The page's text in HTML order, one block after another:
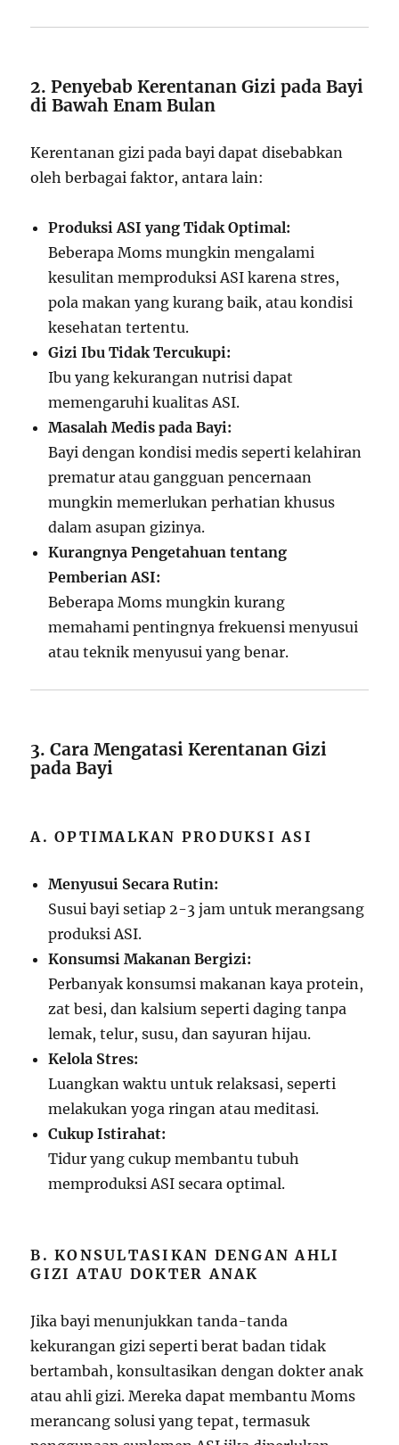
2. Penyebab Kerentanan Gizi pada Bayi
di Bawah Enam Bulan
Kerentanan gizi pada bayi dapat disebabkan
oleh berbagai faktor, antara lain:
Produksi ASI yang Tidak Optimal:
Beberapa Moms mungkin mengalami
kesulitan memproduksi ASI karena stres,
pola makan yang kurang baik, atau kondisi
kesehatan tertentu.
Gizi Ibu Tidak Tercukupi:
Ibu yang kekurangan nutrisi dapat
memengaruhi kualitas ASI.
Masalah Medis pada Bayi:
Bayi dengan kondisi medis seperti kelahiran
prematur atau gangguan pencernaan
mungkin memerlukan perhatian khusus
dalam asupan gizinya.
Kurangnya Pengetahuan tentang
Pemberian ASI:
Beberapa Moms mungkin kurang
memahami pentingnya frekuensi menyusui
atau teknik menyusui yang benar.
3. Cara Mengatasi Kerentanan Gizi
pada Bayi
A. OPTIMALKAN PRODUKSI ASI
Menyusui Secara Rutin:
Susui bayi setiap 2-3 jam untuk merangsang
produksi ASI.
Konsumsi Makanan Bergizi:
Perbanyak konsumsi makanan kaya protein,
zat besi, dan kalsium seperti daging tanpa
lemak, telur, susu, dan sayuran hijau.
Kelola Stres:
Luangkan waktu untuk relaksasi, seperti
melakukan yoga ringan atau meditasi.
Cukup Istirahat:
Tidur yang cukup membantu tubuh
memproduksi ASI secara optimal.
B. KONSULTASIKAN DENGAN AHLI
GIZI ATAU DOKTER ANAK
Jika bayi menunjukkan tanda-tanda
kekurangan gizi seperti berat badan tidak
bertambah, konsultasikan dengan dokter anak
atau ahli gizi. Mereka dapat membantu Moms
merancang solusi yang tepat, termasuk